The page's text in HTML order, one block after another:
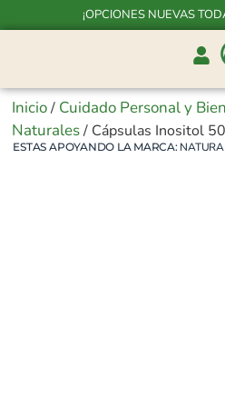
¡OPCIONES NUEVAS
Inicio/ Cuidado Personal y
Naturales/ Cápsulas Inositol
ESTAS APOYANDO LA MARCA: